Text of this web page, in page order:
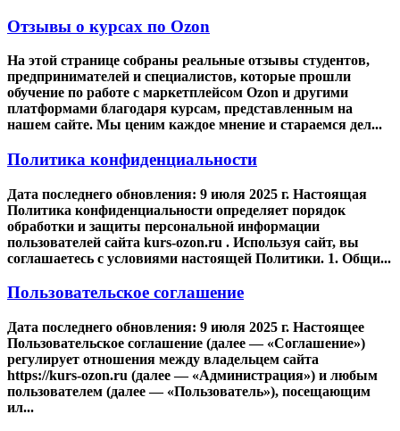
Отзывы о курсах по Ozon
На этой странице собраны реальные отзывы студентов,
предпринимателей и специалистов, которые прошли
обучение по работе с маркетплейсом Ozon и другими
платформами благодаря курсам, представленным на
нашем сайте. Мы ценим каждое мнение и стараемся дел...
Политика конфиденциальности
Дата последнего обновления: 9 июля 2025 г. Настоящая
Политика конфиденциальности определяет порядок
обработки и защиты персональной информации
пользователей сайта kurs-ozon.ru . Используя сайт, вы
соглашаетесь с условиями настоящей Политики. 1. Общи...
Пользовательское соглашение
Дата последнего обновления: 9 июля 2025 г. Настоящее
Пользовательское соглашение (далее — «Соглашение»)
регулирует отношения между владельцем сайта
https://kurs-ozon.ru (далее — «Администрация») и любым
пользователем (далее — «Пользователь»), посещающим
ил...